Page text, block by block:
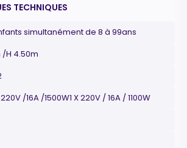
TECHNIQUES
simultanément de 8 à 99ans
/H 4.50m
220V /16A /1500W1 X 220V / 16A / 1100W